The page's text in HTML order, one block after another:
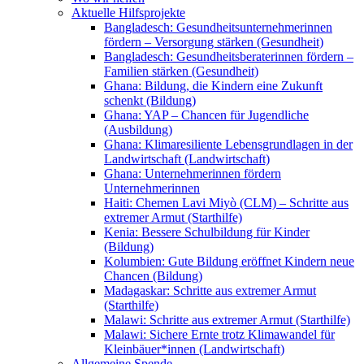
Aktuelle Hilfsprojekte
Bangladesch: Gesundheitsunternehmerinnen
fördern – Versorgung stärken (Gesundheit)
Bangladesch: Gesundheitsberaterinnen fördern –
Familien stärken (Gesundheit)
Ghana: Bildung, die Kindern eine Zukunft
schenkt (Bildung)
Ghana: YAP – Chancen für Jugendliche
(Ausbildung)
Ghana: Klimaresiliente Lebensgrundlagen in der
Landwirtschaft (Landwirtschaft)
Ghana: Unternehmerinnen fördern
Unternehmerinnen
Haiti: Chemen Lavi Miyò (CLM) – Schritte aus
extremer Armut (Starthilfe)
Kenia: Bessere Schulbildung für Kinder
(Bildung)
Kolumbien: Gute Bildung eröffnet Kindern neue
Chancen (Bildung)
Madagaskar: Schritte aus extremer Armut
(Starthilfe)
Malawi: Schritte aus extremer Armut (Starthilfe)
Malawi: Sichere Ernte trotz Klimawandel für
Kleinbäuer*innen (Landwirtschaft)